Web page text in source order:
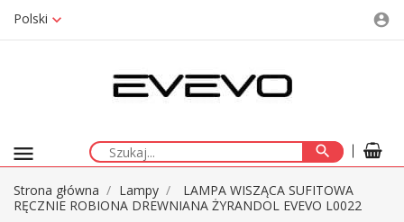
Polski account_circle
menu search
Strona główna Lampy
LAMPA WISZĄCA SUFITOWA
RĘCZNIE ROBIONA DREWNIANA ŻYRANDOL EVEVO L0022